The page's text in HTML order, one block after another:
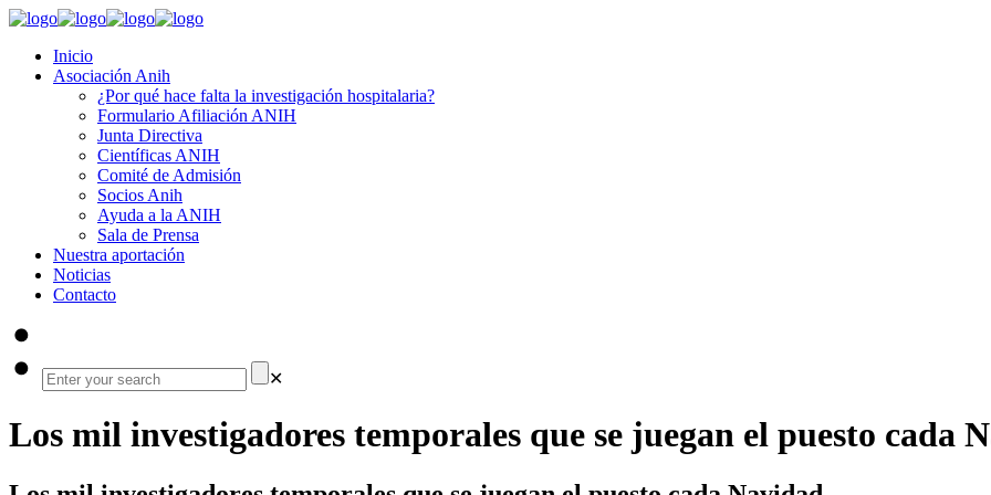
Inicio
Asociación Anih
¿Por qué hace falta la investigación hospitalaria?
Formulario Afiliación ANIH
Junta Directiva
Científicas ANIH
Comité de Admisión
Socios Anih
Ayuda a la ANIH
Sala de Prensa
Nuestra aportación
Noticias
Contacto
✕
Los mil investigadores temporales que se juegan el puesto cada